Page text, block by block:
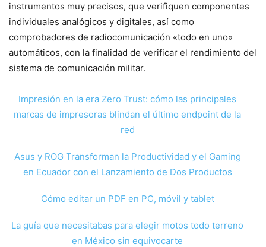
instrumentos muy precisos, que verifiquen componentes
individuales analógicos y digitales, así como
comprobadores de radiocomunicación «todo en uno»
automáticos, con la finalidad de verificar el rendimiento del
sistema de comunicación militar.
Impresión en la era Zero Trust: cómo las principales
marcas de impresoras blindan el último endpoint de la
red
Asus y ROG Transforman la Productividad y el Gaming
en Ecuador con el Lanzamiento de Dos Productos
Cómo editar un PDF en PC, móvil y tablet
La guía que necesitabas para elegir motos todo terreno
en México sin equivocarte